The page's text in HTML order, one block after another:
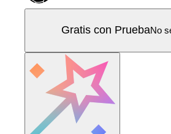
Gratis con PruebaNo